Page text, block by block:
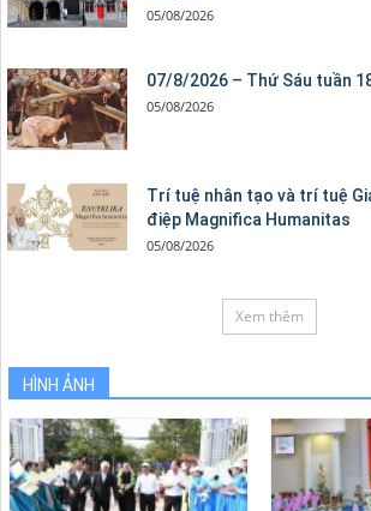
05/08/2026
07/8/2026 – Thứ Sáu tuần
05/08/2026
Trí tuệ nhân tạo và trí tuệ
điệp Magnifica Humanitas
05/08/2026
Xem thêm
HÌNH ẢNH